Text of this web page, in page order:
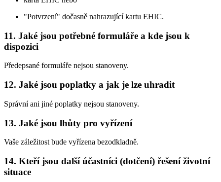
"Potvrzení" dočasně nahrazující kartu EHIC.
11. Jaké jsou potřebné formuláře a kde jsou k
dispozici
Předepsané formuláře nejsou stanoveny.
12. Jaké jsou poplatky a jak je lze uhradit
Správní ani jiné poplatky nejsou stanoveny.
13. Jaké jsou lhůty pro vyřízení
Vaše záležitost bude vyřízena bezodkladně.
14. Kteří jsou další účastníci (dotčení) řešení životní
situace